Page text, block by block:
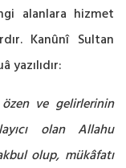
alanlara hizmet
Kanûnî Sultan
yazılıdır:
özen ve gelirlerinin
olan Allahu
olup, mükâfatı